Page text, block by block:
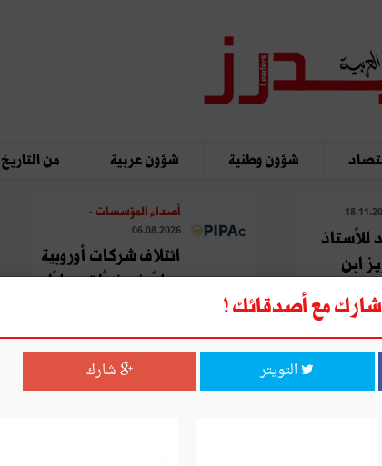
شؤون وطنية شؤون عربية من التاريخ
للأستاذ
ابن
أصداء المؤسسات -
06.08.2026
ائتلاف شركات أوروبية
يطوّر نموذجًا تحويليًا
مع أصدقائك !
التويتر شارك